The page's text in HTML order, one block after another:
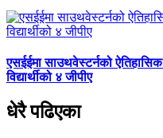
एसईईमा साउथवेस्टर्नको
विद्यार्थीको ४ जीपीए
धेरै पढिएका